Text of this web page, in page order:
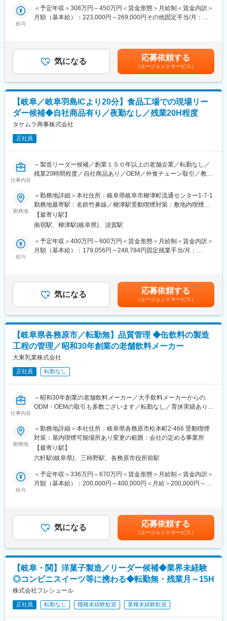
一般消費者の方々に、自分の携わった商品を手に取って買ってい
ただくところを見ることができることも大きなやりがいになりま
◇明治16年（1883年）、牛を飼育し牛乳を搾って販売する会社と
して創業しました。
◇現在ではスーパーマーケットやドラッグストアへの販売のほ
か、幼稚園、小・中学校の学校給食用牛乳の提供もしておりま
す。
◇また消費者の嗜好の多様性に合わせ、牛乳以外にも多様な商品
を製造・販売しております。
◇特に果汁100%の「あじわいシリーズ」の売上が好調で、現在は
アップル、オレンジ、グレープの3種類を展開しております。
■詳細
入社直後は製造現場に入っていただきますが、入社2～3カ月後に
は工場全体の生産性向上や品質改善と向上、工場内のシステム構
■やりがい
何よりスケールの大きなマネジメント経験を積むことが可能で
す。製造管理者として最大500名規模のメンバー管理、1日5～6万
■組織構成
・各工場の在籍人数：200～300名
・正社員数：約10名（係長：1～2名、課長：1～2名）
■キャリアパス
理業務を担っていただきます。
◎近畿トップクラスの製造力を誇る環境でスケールの大きな経験
を積めます
・最大500名規模のメンバー管理
・1日5～6万点に及ぶ製品の製造管理
・未経験入社から4年で係長昇格や新卒入社3年で課長昇格といっ
た実績多数
製造4課：7:00～16:00
※選考を通して配属課を決定いたします
＜同社について＞
■こだわり
https://www.fujimotofoods.co.jp/kodawari/index.html
■商品について
https://www.fujimotofoods.co.jp/products/index.html
変更の範囲：会社の定める業務
給与
＜予定年収＞308万円～450万円＜賃金形態＞月給制＜賃金内訳＞
月額（基本給）：223,000円～269,000円その他固定手当/月：
の金額であり、選考を通じて上下する可能性があります。月給(月
額)は固定手当を含めた表記です。
気になる 応募依頼する
（エージェントサービス）
【岐阜／岐阜羽島ICより20分】食品工場での現場リー
ダー候補◆自社商品有り／夜勤なし／残業20H程度
タケムラ商事株式会社
正社員
仕事内容
～製造リーダー候補／創業１５０年以上の老舗企業／転勤なし／
残業20時間程度／自社商品あり／OEM／外食チェーン取引／教育
■採用背景：
当社では、本社工場で製造総合職として生産に携わる人材を募集
しています。鶏肉加工を主に行い、生産計画や工程管理の進行も
担当していただきます。
更なる製造の安定と売上の実績を一緒につくり上げてくれるスタ
ッフを募集します。
管理業務においては、マネジメント陣に近い立場で業務効率化を
推進し、工場運営を通じて会社全体の経営に貢献できる方を求め
ています。
・生産計画、工程管理進行
・生産管理、工場管理、人員管理
・安全衛生管理
＼＼ 事業拡大中！ ／／
業務拡大中です。
鶏肉・鶏肉加工品の卸売では東海地区ではトップクラスですが、
加工品については現在、OEM商品が中心ではありますが、自社製
品にも力を注いでおります。
■入社後の流れ：
工程の知識を学んでいただきます。
その後、ご自身の適性に合った工程への配属、生産工程を管理し
東海地区の大手スーパーや外食チェーン、中食チェーンとの取
引、合計10社で売上の約7割を構成します。
全国トップクラスの養鶏場や処理場との年間契約で安定した原料
調達を実現し、販売先との信頼関係構築に繋がっています。
(2)環境
スーパーや外食業態では現場の人手不足が課題になっています。
カットや味付け、包装形態など顧客の細かなニーズに対応できま
す。加熱加工品も惣菜業態を中心に現場のオペレーションに合わ
勤務地
＜勤務地詳細＞本社住所：岐阜県岐阜市柳津町流通センター1-7-1
勤務地最寄駅：名鉄竹鼻線／柳津駅受動喫煙対策：敷地内喫煙可
能場所あり変更の範囲：会社の定める事業所
【最寄り駅】
南宿駅、柳津駅(岐阜県)、須賀駅
給与
＜予定年収＞400万円～600万円＜賃金形態＞月給制＜賃金内訳＞
月額（基本給）：179,056円～248,784円固定残業手当/月：
モデル年収：課長以上の場合、想定年収600万円～（基本給＋役
職手当）■年収構成：月給+賞与（夏/冬年２回計3.53か月実績）■
キャリアアップ：役職手当 ・課長16万円 ・課長代理14万
円 ・係長4万円＋職務手当 ・主任2万円＋職務手当 賃金はあ
くまでも目安の金額であり、選考を通じて上下する可能性があり
ます。月給(月額)は固定手当を含めた表記です。
気になる 応募依頼する
（エージェントサービス）
【岐阜県各務原市／転勤無】品質管理 ◆缶飲料の製造
工程の管理／昭和30年創業の老舗飲料メーカー
大東乳業株式会社
正社員 転勤なし
仕事内容
～昭和30年創業の老舗飲料メーカー／大手飲料メーカーからの
ODM・OEMの取引も多数ございます／転勤なし／育休実績あり／
■業務内容：
・缶詰飲料製品の分析／測定
・製造工程の管理（充填前・充填直後・殺菌直後の物性検査、ラ
インチェック）
・製品検査/微生物検査／官能／色調検査/報告業務
※残業は月27時間程度です。
※顧客対応は（クレーム、トラブルなど）品質保証部が担当しま
■組織構成:
・正社員50代2名、30代2名、20代4名、10代1名パート1名の計
10名の組織に属していただきます。
で飲料を製造しています。品質保証システムの国際規格
『FSSC22000』を取得し、安全で美味しい製品製造に努めていま
す。
■シフトについて
A：6:0~15:0/B:18:0～翌3:0の二交代シフト制です。（実働8時
勤務地
＜勤務地詳細＞本社住所：岐阜県各務原市松本町2-466 受動喫煙
対策：屋内喫煙可能場所あり変更の範囲：会社の定める事業所
【最寄り駅】
六軒駅(岐阜県)、三柿野駅、各務原市役所前駅
給与
＜予定年収＞336万円～670万円＜賃金形態＞月給制＜賃金内訳＞
月額（基本給）：200,000円～400,000円＜月給＞200,000円～
を通じて上下する可能性があります。月給(月額)は固定手当を含め
た表記です。気になる 応募依頼する
（エージェントサービス）
【岐阜・関】洋菓子製造／リーダー候補◆業界未経験
◎コンビニスイーツ等に携わる◆転勤無・残業月～15H
株式会社フレシュール
正社員 転勤なし 職種未経験歓迎 業種未経験歓迎